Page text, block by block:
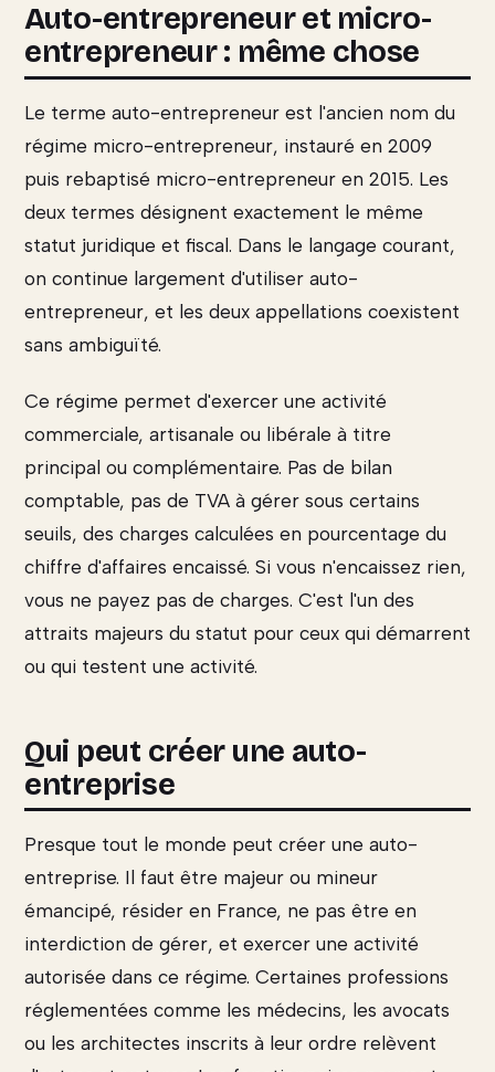
Auto-entrepreneur et micro-
entrepreneur : même chose
Le terme auto-entrepreneur est l'ancien nom du
régime micro-entrepreneur, instauré en 2009
puis rebaptisé micro-entrepreneur en 2015. Les
deux termes désignent exactement le même
statut juridique et fiscal. Dans le langage courant,
on continue largement d'utiliser auto-
entrepreneur, et les deux appellations coexistent
sans ambiguïté.
Ce régime permet d'exercer une activité
commerciale, artisanale ou libérale à titre
principal ou complémentaire. Pas de bilan
comptable, pas de TVA à gérer sous certains
seuils, des charges calculées en pourcentage du
chiffre d'affaires encaissé. Si vous n'encaissez rien,
vous ne payez pas de charges. C'est l'un des
attraits majeurs du statut pour ceux qui démarrent
ou qui testent une activité.
Qui peut créer une auto-
entreprise
Presque tout le monde peut créer une auto-
entreprise. Il faut être majeur ou mineur
émancipé, résider en France, ne pas être en
interdiction de gérer, et exercer une activité
autorisée dans ce régime. Certaines professions
réglementées comme les médecins, les avocats
ou les architectes inscrits à leur ordre relèvent